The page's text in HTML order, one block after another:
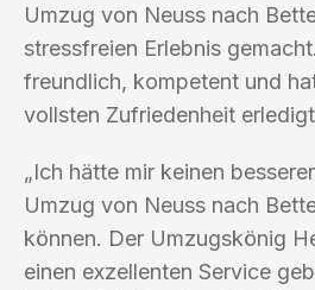
Umzug von Neuss nach
stressfreien Erlebnis
freundlich, kompetent und
vollsten Zufriedenheit
„Ich hätte mir keinen
Umzug von Neuss nach
können. Der Umzugskönig
einen exzellenten Service